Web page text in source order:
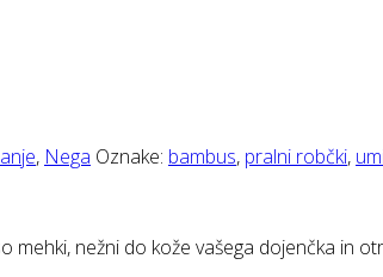
, Nega Oznake: bambus, pralni robčki,
mehki, nežni do kože vašega dojenčka in